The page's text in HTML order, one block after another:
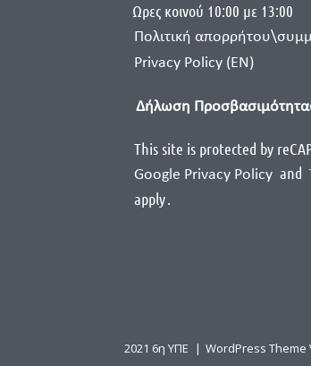
Ωρες κοινού 10:00 με 13:00
Πολιτική
Privacy Policy (EN)
Δήλωση
This site is protected by
Google Privacy Policy and
apply.
2021 6η ΥΠΕ | WordPress Theme